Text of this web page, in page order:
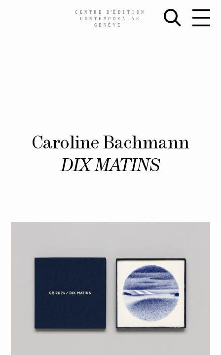
CENTRE D’ÉDITION
CONTEMPORAINE
GENÈVE
Caroline Bachmann
DIX MATINS